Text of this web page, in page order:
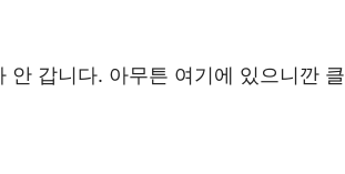
안 갑니다. 아무튼 여기에 있으니깐 클